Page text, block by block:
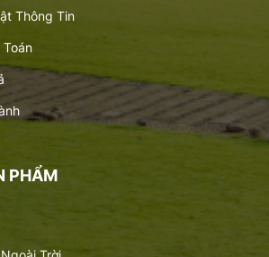
cụ đi bộ trên không đôi
10.500.000 đ
Thông Tin
Toán
PHẨM